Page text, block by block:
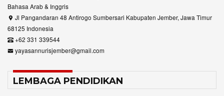
Bahasa Arab & Inggris
Jl Pangandaran 48 Antirogo Sumbersari Kabupaten Jember, Jawa Timur
68125 Indonesia
+62 331 339544
yayasannurisjember@gmail.com
LEMBAGA PENDIDIKAN